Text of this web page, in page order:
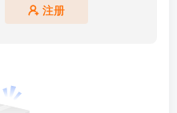
注册